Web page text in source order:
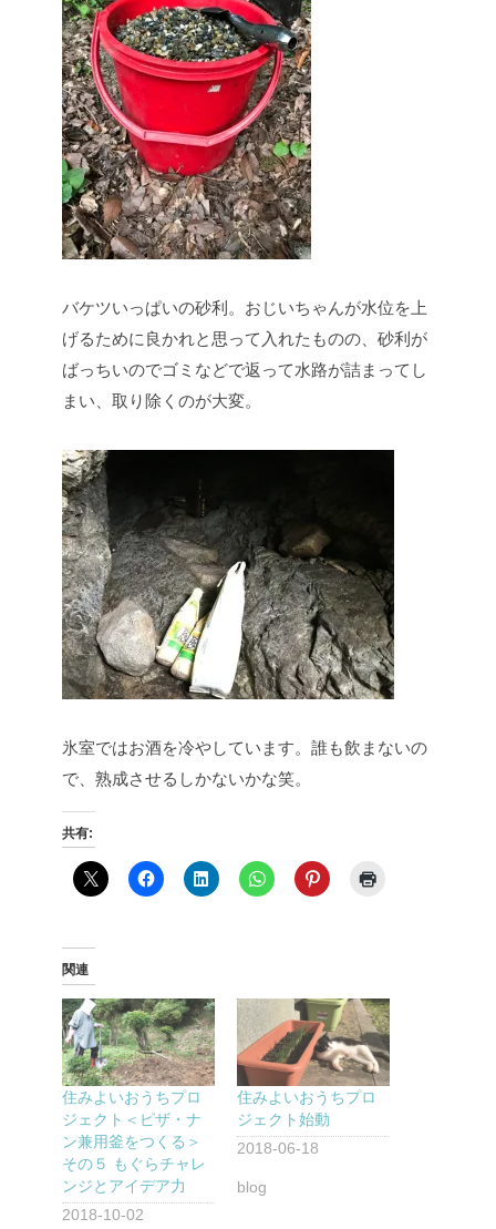
バケツいっぱいの砂利。おじいちゃんが水位を上
げるために良かれと思って入れたものの、砂利が
ばっちいのでゴミなどで返って水路が詰まってし
まい、取り除くのが大変。
氷室ではお酒を冷やしています。誰も飲まないの
で、熟成させるしかないかな笑。
共有:
関連
住みよいおうちプロ
ジェクト＜ピザ・ナ
ン兼用釜をつくる＞
その５ もぐらチャレ
ンジとアイデア力
2018-10-02
住みよいおうちプロ
ジェクト始動
2018-06-18
blog